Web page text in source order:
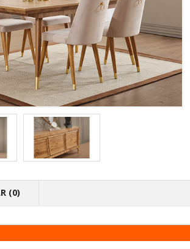
(0)